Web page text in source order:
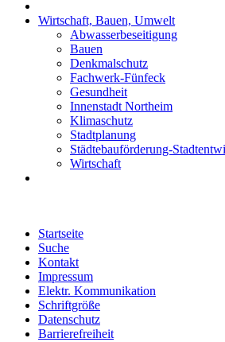
Wirtschaft, Bauen, Umwelt
Abwasserbeseitigung
Bauen
Denkmalschutz
Fachwerk-Fünfeck
Gesundheit
Innenstadt Northeim
Klimaschutz
Stadtplanung
Städtebauförderung-
Wirtschaft
Startseite
Suche
Kontakt
Impressum
Elektr. Kommunikation
Schriftgröße
Datenschutz
Barrierefreiheit